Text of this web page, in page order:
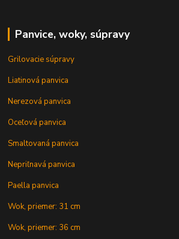
Panvice, woky, súpravy
Grilovacie súpravy
Liatinová panvica
Nerezová panvica
Oceľová panvica
Smaltovaná panvica
Nepriľnavá panvica
Paella panvica
Wok, priemer: 31 cm
Wok, priemer: 36 cm